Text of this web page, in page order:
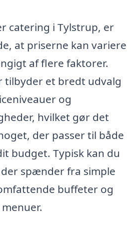
catering i Tylstrup, er
at priserne kan variere
af flere faktorer.
tilbyder et bredt udvalg
og
hvilket gør det
der passer til både
budget. Typisk kan du
spænder fra simple
buffeter og